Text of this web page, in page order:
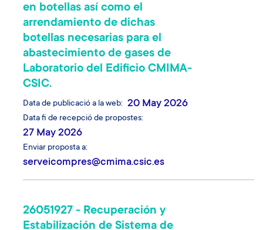
en botellas así como el
arrendamiento de dichas
botellas necesarias para el
abastecimiento de gases de
Laboratorio del Edificio CMIMA-
CSIC.
Data de publicació a la web 20 May 2026
Data fi de recepció de propostes
27 May 2026
Enviar proposta a
serveicompres@cmima.csic.es
26051927 - Recuperación y
Estabilización de Sistema de